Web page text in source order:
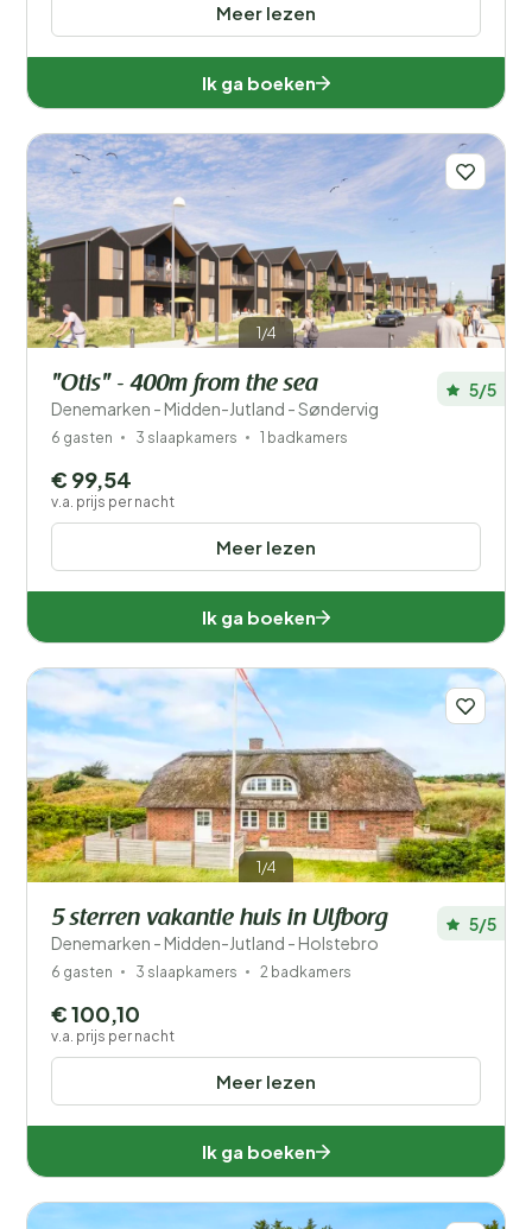
Meer lezen
Ik ga boeken
1/4
"Otis" - 400m from the sea
Denemarken - Midden-Jutland - Søndervig
5/5
6 gasten 3 slaapkamers 1 badkamers
Meer lezen
€ 99,54
v.a. prijs per nacht
Ik ga boeken
1/4
5 sterren vakantie huis in Ulfborg
Denemarken - Midden-Jutland - Holstebro
5/5
6 gasten 3 slaapkamers 2 badkamers
Meer lezen
€ 100,10
v.a. prijs per nacht
Ik ga boeken